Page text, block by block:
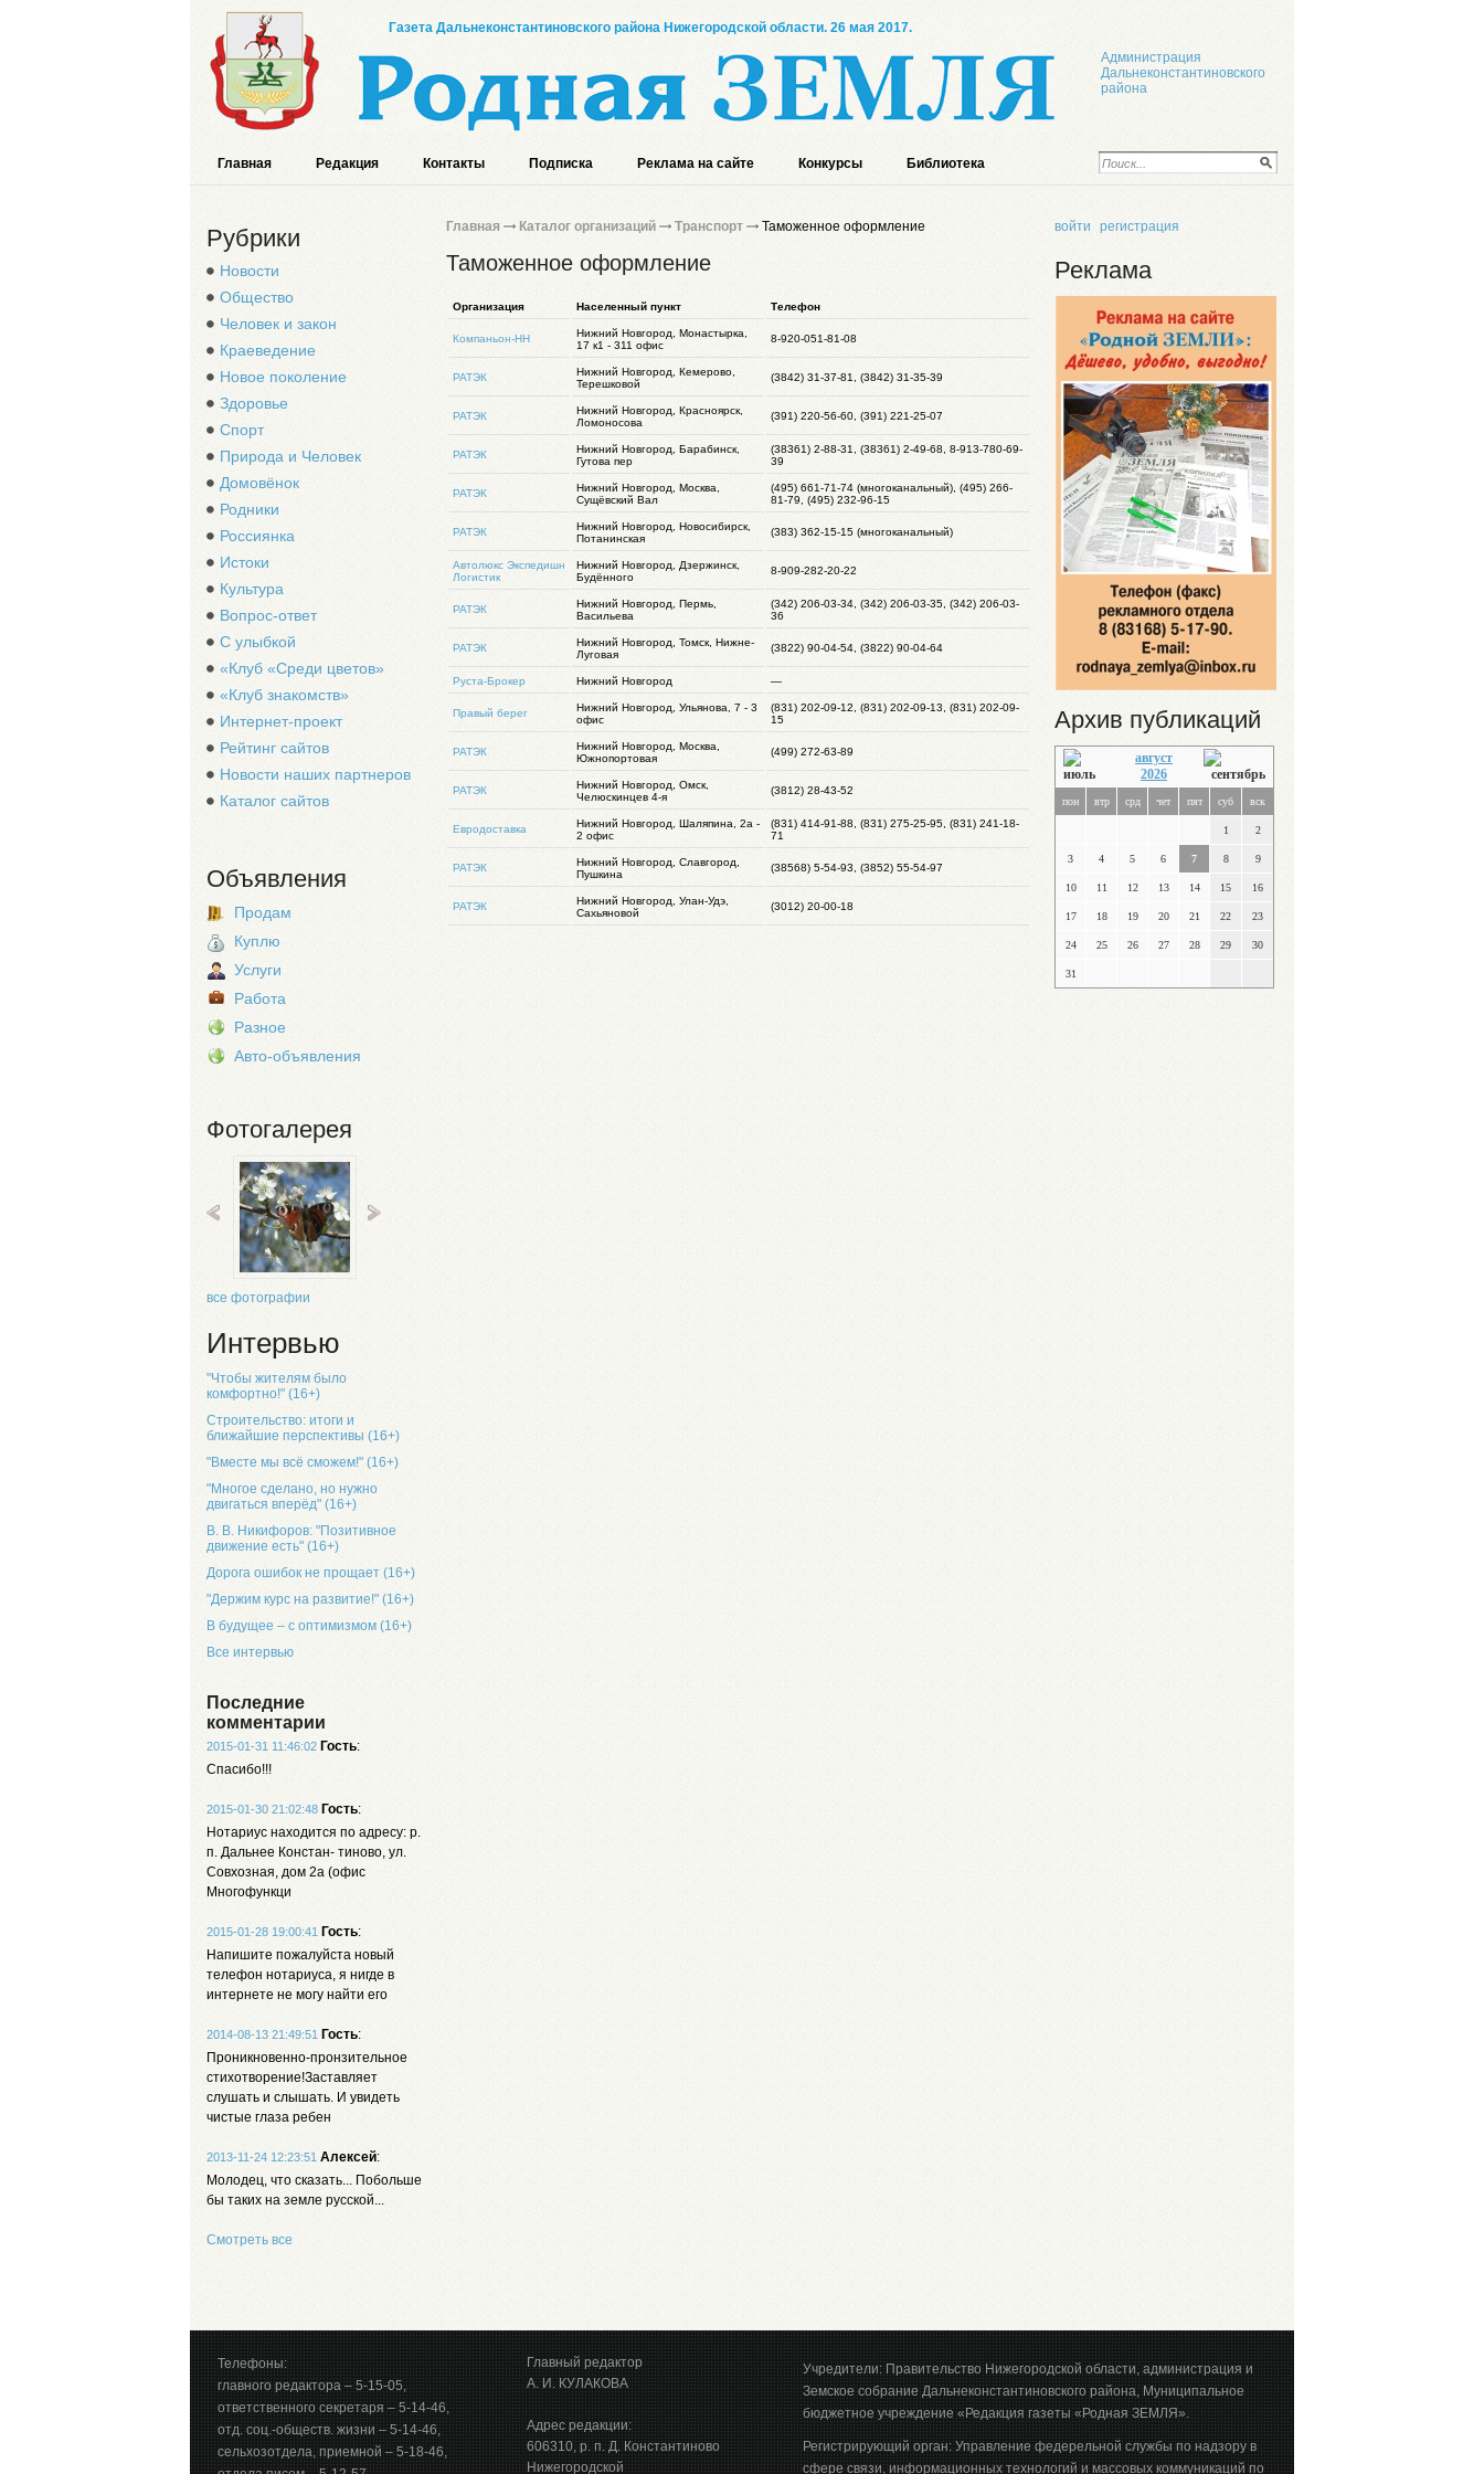
Газета Дальнеконстантиновского района Нижегородской области. 26 мая 2017.
Администрация
Дальнеконстантиновского
района
Главная Редакция Контакты Подписка Реклама на сайте Конкурсы Библиотека
Рубрики
Новости
Общество
Человек и закон
Краеведение
Новое поколение
Здоровье
Спорт
Природа и Человек
Домовёнок
Родники
Россиянка
Истоки
Культура
Вопрос-ответ
С улыбкой
«Клуб «Среди цветов»
«Клуб знакомств»
Интернет-проект
Рейтинг сайтов
Новости наших партнеров
Каталог сайтов
Объявления
Продам
Куплю
Услуги
Работа
Разное
Авто-объявления
Фотогалерея
все фотографии
Интервью
"Чтобы жителям было
комфортно!" (16+)
Строительство: итоги и
ближайшие перспективы (16+)
"Вместе мы всё сможем!" (16+)
"Многое сделано, но нужно
двигаться вперёд" (16+)
В. В. Никифоров: "Позитивное
движение есть" (16+)
Дорога ошибок не прощает (16+)
"Держим курс на развитие!" (16+)
В будущее – с оптимизмом (16+)
Все интервью
Последние
комментарии
2015-01-31 11:46:02 Гость:
Спасибо!!!
2015-01-30 21:02:48 Гость:
Нотариус находится по адресу: р.
п. Дальнее Констан- тиново, ул.
Совхозная, дом 2а (офис
Многофункци
2015-01-28 19:00:41 Гость:
Напишите пожалуйста новый
телефон нотариуса, я нигде в
интернете не могу найти его
2014-08-13 21:49:51 Гость:
Проникновенно-пронзительное
стихотворение!Заставляет
слушать и слышать. И увидеть
чистые глаза ребен
2013-11-24 12:23:51 Алексей:
Молодец, что сказать... Побольше
бы таких на земле русской...
Смотреть все
Главная Каталог организаций Транспорт Таможенное оформление
Таможенное оформление
Организация Населенный пункт Телефон
Компаньон-НН
Нижний Новгород, Монастырка,
17 к1 - 311 офис
8-920-051-81-08
РАТЭК
Нижний Новгород, Кемерово,
Терешковой
(3842) 31-37-81, (3842) 31-35-39
РАТЭК
Нижний Новгород, Красноярск,
Ломоносова
(391) 220-56-60, (391) 221-25-07
РАТЭК
Нижний Новгород, Барабинск,
Гутова пер
(38361) 2-88-31, (38361) 2-49-68, 8-913-780-69-
39
РАТЭК
Нижний Новгород, Москва,
Сущёвский Вал
(495) 661-71-74 (многоканальный), (495) 266-
81-79, (495) 232-96-15
РАТЭК
Нижний Новгород, Новосибирск,
Потанинская
(383) 362-15-15 (многоканальный)
Автолюкс Экспедишн
Логистик
Нижний Новгород, Дзержинск,
Будённого
8-909-282-20-22
РАТЭК
Нижний Новгород, Пермь,
Васильева
(342) 206-03-34, (342) 206-03-35, (342) 206-03-
36
РАТЭК
Нижний Новгород, Томск, Нижне-
Луговая
(3822) 90-04-54, (3822) 90-04-64
Руста-Брокер Нижний Новгород —
Правый берег
Нижний Новгород, Ульянова, 7 - 3
офис
(831) 202-09-12, (831) 202-09-13, (831) 202-09-
15
РАТЭК
Нижний Новгород, Москва,
Южнопортовая
(499) 272-63-89
РАТЭК
Нижний Новгород, Омск,
Челюскинцев 4-я
(3812) 28-43-52
Евродоставка
Нижний Новгород, Шаляпина, 2а -
2 офис
(831) 414-91-88, (831) 275-25-95, (831) 241-18-
71
РАТЭК
Нижний Новгород, Славгород,
Пушкина
(38568) 5-54-93, (3852) 55-54-97
РАТЭК
Нижний Новгород, Улан-Удэ,
Сахьяновой
(3012) 20-00-18
войти регистрация
Реклама
Архив публикаций
август
2026
пон втр срд чет пят суб вск
1 2
3 4 5 6 7 8 9
10 11 12 13 14 15 16
17 18 19 20 21 22 23
24 25 26 27 28 29 30
31
Телефоны:
главного редактора – 5-15-05,
ответственного секретаря – 5-14-46,
отд. соц.-обществ. жизни – 5-14-46,
сельхозотдела, приемной – 5-18-46,
Главный редактор
А. И. КУЛАКОВА
Адрес редакции:
606310, р. п. Д. Константиново
Нижегородской
Учредители: Правительство Нижегородской области, администрация и
Земское собрание Дальнеконстантиновского района, Муниципальное
бюджетное учреждение «Редакция газеты «Родная ЗЕМЛЯ».
Регистрирующий орган: Управление федерельной службы по надзору в
сфере связи, информационных технологий и массовых коммуникаций по